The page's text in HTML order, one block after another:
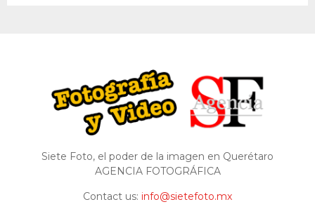
Siete Foto, el poder de la imagen en Querétaro
AGENCIA FOTOGRÁFICA
Contact us: info@sietefoto.mx